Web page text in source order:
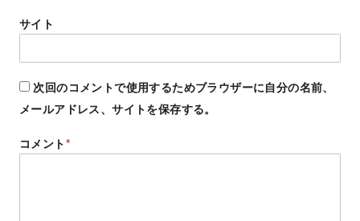
サイト
次回のコメントで使用するためブラウザーに自分の名前、
メールアドレス、サイトを保存する。
コメント*